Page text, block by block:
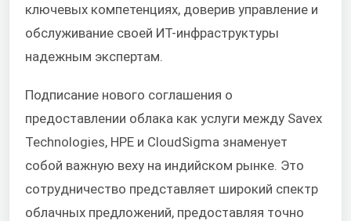
ключевых компетенциях, доверив управление и
обслуживание своей ИТ-инфраструктуры
надежным экспертам.
Подписание нового соглашения о
предоставлении облака как услуги между Savex
Technologies, HPE и CloudSigma знаменует
собой важную веху на индийском рынке. Это
сотрудничество представляет широкий спектр
облачных предложений, предоставляя точно